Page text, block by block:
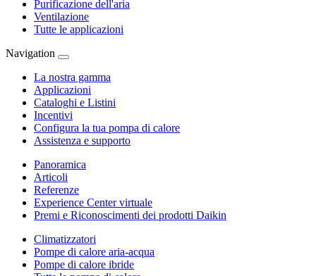
Purificazione dell'aria
Ventilazione
Tutte le applicazioni
Navigation
La nostra gamma
Applicazioni
Cataloghi e Listini
Incentivi
Configura la tua pompa di calore
Assistenza e supporto
Panoramica
Articoli
Referenze
Experience Center virtuale
Premi e Riconoscimenti dei prodotti Daikin
Climatizzatori
Pompe di calore aria-acqua
Pompe di calore ibride